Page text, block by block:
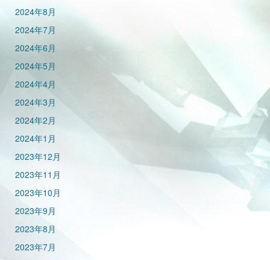
2024年8月
2024年7月
2024年6月
2024年5月
2024年4月
2024年3月
2024年2月
2024年1月
2023年12月
2023年11月
2023年10月
2023年9月
2023年8月
2023年7月